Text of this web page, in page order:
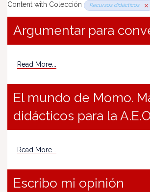
Content with Colección Recursos didácticos
Argumentar para
Read More...
El mundo de Momo.
didácticos para la
Read More...
Escribo mi opinión